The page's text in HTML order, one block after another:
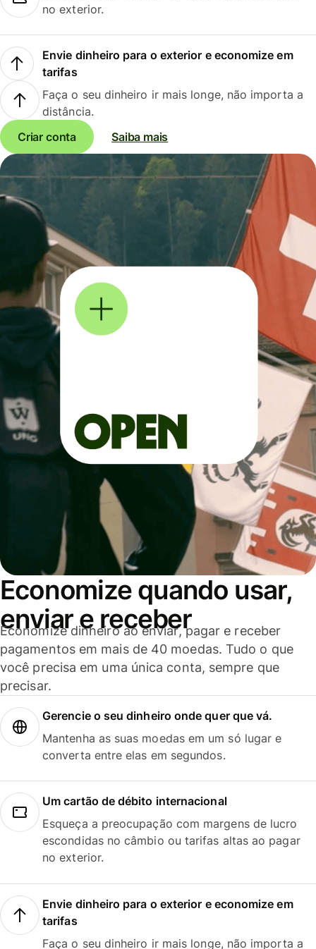
no exterior.
Envie dinheiro para o exterior e economize em
tarifas
Faça o seu dinheiro ir mais longe, não importa a
distância.
Criar conta
Saiba mais
Economize quando usar,
enviar e receber
Economize dinheiro ao enviar, pagar e receber
pagamentos em mais de 40 moedas. Tudo o que
você precisa em uma única conta, sempre que
precisar.
Gerencie o seu dinheiro onde quer que vá.
Mantenha as suas moedas em um só lugar e
converta entre elas em segundos.
Um cartão de débito internacional
Esqueça a preocupação com margens de lucro
escondidas no câmbio ou tarifas altas ao pagar
no exterior.
Envie dinheiro para o exterior e economize em
tarifas
Faça o seu dinheiro ir mais longe, não importa a